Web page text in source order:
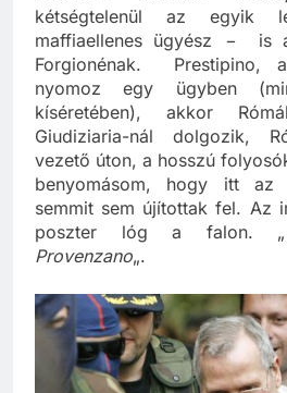
Feltettem Michele
kétségtelenül az egyik
maffiaellenes ügyész−is
Forgionénak. Prestipino,
nyomoz egy ügyben
kíséretében), akkor
Giudiziaria-nál dolgozik,
vezető úton, a hosszú
benyomásom, hogy itt az
semmit sem újítottak fel. Az
poszter lóg a falon. „